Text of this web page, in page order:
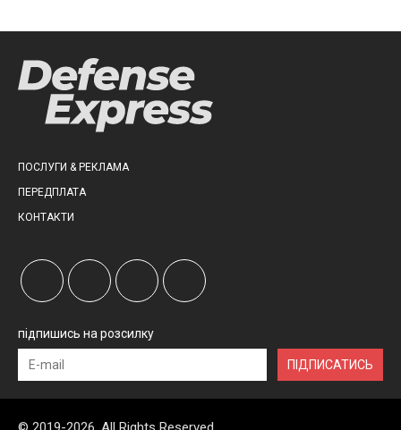
ПОСЛУГИ & РЕКЛАМА
ПЕРЕДПЛАТА
КОНТАКТИ
підпишись на розсилку
ПІДПИСАТИСЬ